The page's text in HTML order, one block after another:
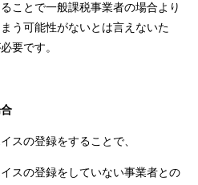
ことで一般課税事業者の場合より
う可能性がないとは言えないた
要です。
スの登録をすることで、
スの登録をしていない事業者との